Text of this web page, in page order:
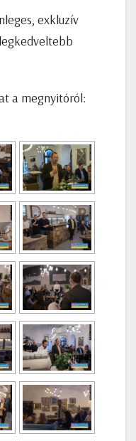
exkluzív
a megnyitóról: